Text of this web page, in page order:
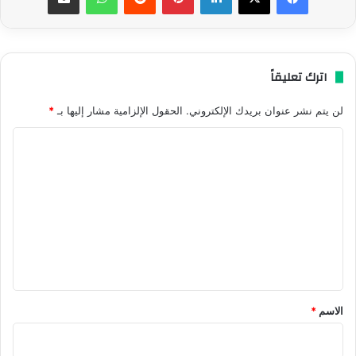
اترك تعليقاً
لن يتم نشر عنوان بريدك الإلكتروني. الحقول الإلزامية مشار إليها بـ *
*
الاسم *